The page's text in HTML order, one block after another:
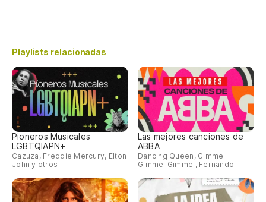
Playlists relacionadas
Pioneros Musicales
LGBTQIAPN+
Cazuza, Freddie Mercury, Elton
John y otros
Las mejores canciones de
ABBA
Dancing Queen, Gimme!
Gimme! Gimme!, Fernando...